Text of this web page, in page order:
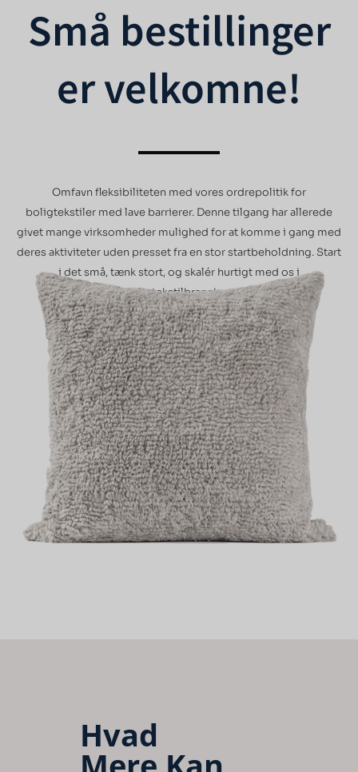
Små bestillinger
er velkomne!
Omfavn fleksibiliteten med vores ordrepolitik for
boligtekstiler med lave barrierer. Denne tilgang har allerede
givet mange virksomheder mulighed for at komme i gang med
deres aktiviteter uden presset fra en stor startbeholdning. Start
i det små, tænk stort, og skalér hurtigt med os i
boligtekstilbranchen.
KONTAKT OS
Hvad